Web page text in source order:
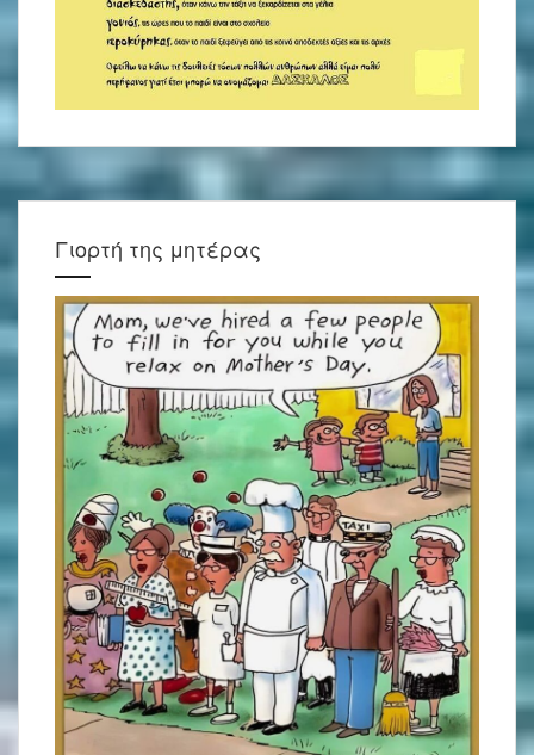
Γιορτή της μητέρας